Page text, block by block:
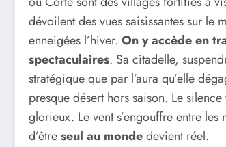
dévoilent des vues saisissantes sur
enneigées l’hiver. On y accède en
spectaculaires. Sa citadelle,
stratégique que par l’aura qu’elle
presque désert hors saison. Le
glorieux. Le vent s’engouffre entre
d’êtreseul au mondedevient réel.